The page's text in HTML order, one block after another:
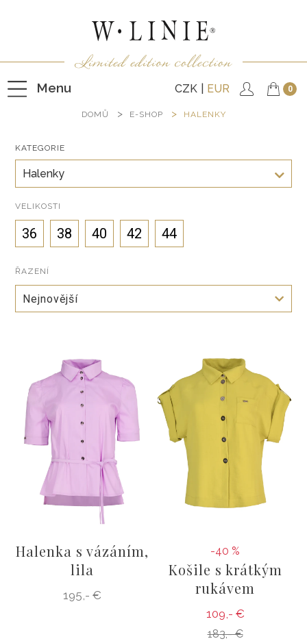
Menu CZK EUR 0
HALENKY
TRIČKA
NEPODŠITÉ KABÁTKY
PODŠITÉ KABÁTKY
SUKNĚ
KABÁTY, BUNDY
DOPLŇKY
DÁRKOVÉ POUKAZY
DOMŮ E-SHOP HALENKY
KATEGORIE
Halenky
VELIKOSTI
36 38 40 42 44
ŘAZENÍ
Nejnovější
Halenka s vázáním,
lila
195,- €
-40 %
Košile s krátkým
rukávem
109,- €
183,- €